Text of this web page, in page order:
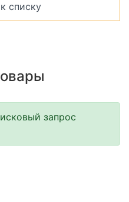
списку
запрос